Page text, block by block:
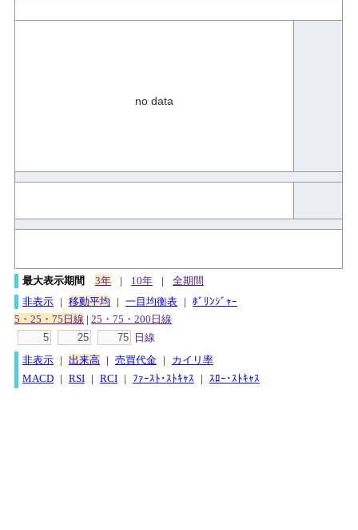
no data
最大表示期間 3年 | 10年 |
全期間
非表示 | 移動平均 | 一目均衡表 | ﾎﾞﾘﾝｼﾞｬｰ
5・25・75日線 | 25・75・200日線
日線
非表示 | 出来高 | 売買代金 |
カイリ率
MACD | RSI | RCI | ﾌｧｰｽﾄ･ｽﾄｷｬｽ | ｽﾛｰ･ｽﾄｷｬｽ